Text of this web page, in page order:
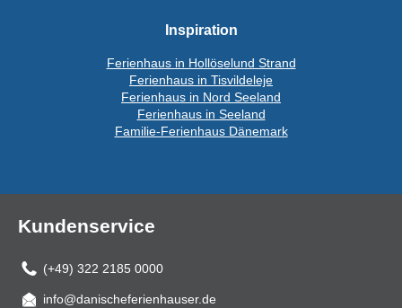
Inspiration
Ferienhaus in Hollöselund Strand
Ferienhaus in Tisvildeleje
Ferienhaus in Nord Seeland
Ferienhaus in Seeland
Familie-Ferienhaus Dänemark
Kundenservice
(+49) 322 2185 0000
info@danischeferienhauser.de